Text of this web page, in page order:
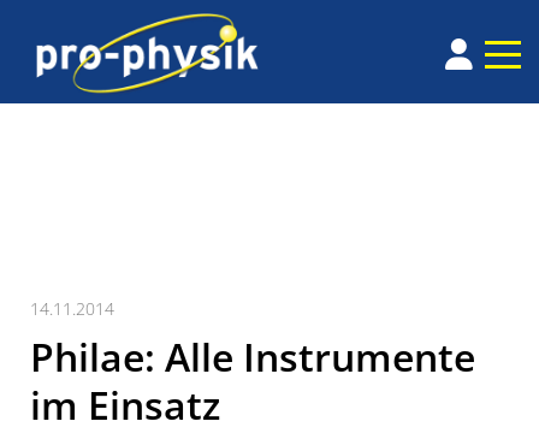
14.11.2014
Philae: Alle Instrumente
im Einsatz